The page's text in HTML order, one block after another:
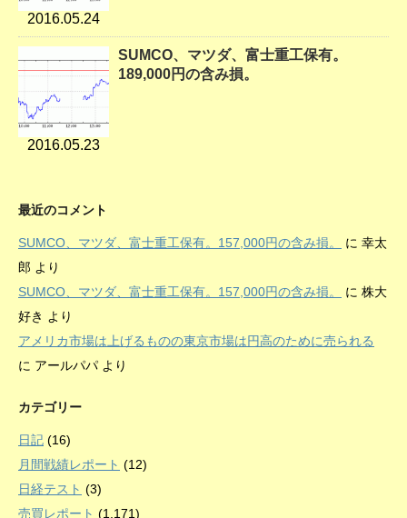
2016.05.24
2016.05.23
SUMCO、マツダ、富士重工保有。
189,000円の含み損。
最近のコメント
SUMCO、マツダ、富士重工保有。157,000円の含み損。 に 幸太
郎 より
SUMCO、マツダ、富士重工保有。157,000円の含み損。
に 株大
好き より
アメリカ市場は上げるものの東京市場は円高のために売られる
に アールパパ より
カテゴリー
日記 (16)
月間戦績レポート (12)
日経テスト (3)
売買レポート (1,171)